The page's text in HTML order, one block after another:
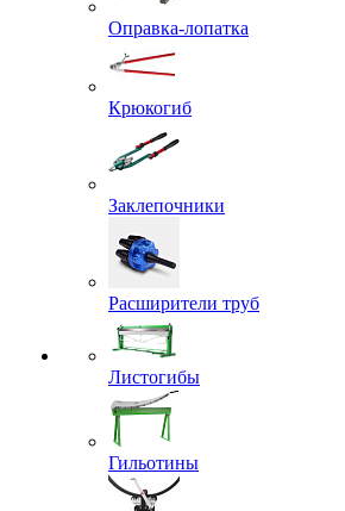
Оправка-лопатка
Крюкогиб
Заклепочники
Расширители труб
Листогибы
Гильотины